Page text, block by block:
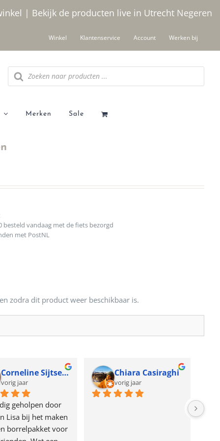
| Bekijk de producten live in Utrecht Negeren
Winkel Klantenservice Account Werken bij
Producten
zoeken
Merken Sale
besteld vandaag met de fiets bezorgd
met PostNL
zodra dit product weer beschikbaar is.
Corneline Sijtsema
vorig jaar
geholpen door
Lisa bij het maken
borrelpakket voor
Chiara Casiraghi
vorig jaar